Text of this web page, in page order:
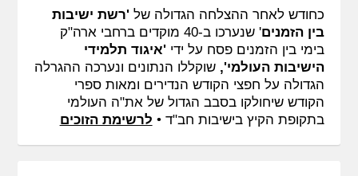
כחודש לאחר ההצלחה הגדולה של'רשת ישיבות
בין הזמנים
' שנערכו ב-40 מוקדים ברחבי ארה"ק
בימי בין הזמנים פסח על ידי'איגוד תלמידי
הישיבות העולמי', שוקללו הנתונים ונערכה ההגרלה
הגדולה על חפצי הקודש הנדירים ומאות ספרי
הקודש שיחולקו בסבב הגדול של את"ה העולמי
בתקופת הקיץ בישיבות חב"ד • לרשימת הזוכים